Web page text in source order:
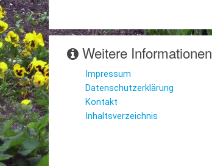
Weitere Informationen
Impressum
Datenschutzerklärung
Kontakt
Inhaltsverzeichnis